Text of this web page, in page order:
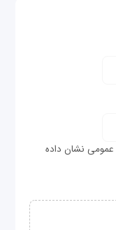
نشان داده